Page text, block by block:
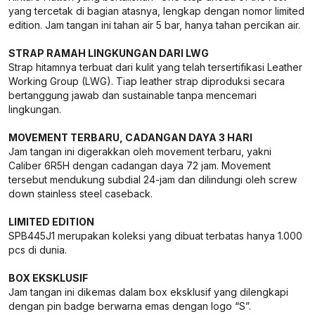
yang tercetak di bagian atasnya, lengkap dengan nomor limited
edition. Jam tangan ini tahan air 5 bar, hanya tahan percikan air.
STRAP RAMAH LINGKUNGAN DARI LWG
Strap hitamnya terbuat dari kulit yang telah tersertifikasi Leather
Working Group (LWG). Tiap leather strap diproduksi secara
bertanggung jawab dan sustainable tanpa mencemari
lingkungan.
MOVEMENT TERBARU, CADANGAN DAYA 3 HARI
Jam tangan ini digerakkan oleh movement terbaru, yakni
Caliber 6R5H dengan cadangan daya 72 jam. Movement
tersebut mendukung subdial 24-jam dan dilindungi oleh screw
down stainless steel caseback.
LIMITED EDITION
SPB445J1 merupakan koleksi yang dibuat terbatas hanya 1.000
pcs di dunia.
BOX EKSKLUSIF
Jam tangan ini dikemas dalam box eksklusif yang dilengkapi
dengan pin badge berwarna emas dengan logo “S”.